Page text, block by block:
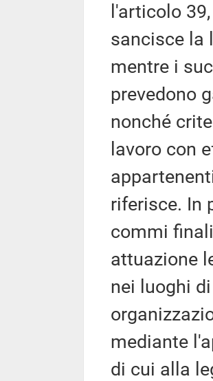
l'articolo
sancisce la
mentre i
prevedono
nonché
lavoro con
riferisce. In
commi
attuazione
nei luoghi
mediante
di cui alla